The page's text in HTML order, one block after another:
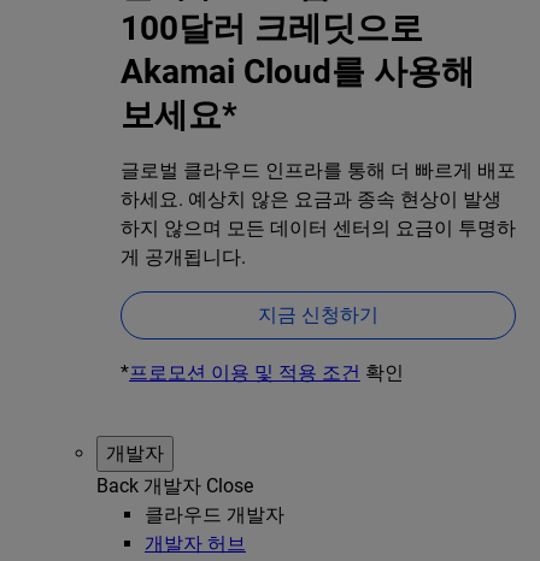
100달러 크레딧으로
Akamai Cloud를 사용해
보세요*
글로벌 클라우드 인프라를 통해 더 빠르게 배포
하세요. 예상치 않은 요금과 종속 현상이 발생
하지 않으며 모든 데이터 센터의 요금이 투명하
게 공개됩니다.
지금 신청하기
*프로모션 이용 및 적용 조건 확인
개발자
Back 개발자 Close
클라우드 개발자
개발자 허브